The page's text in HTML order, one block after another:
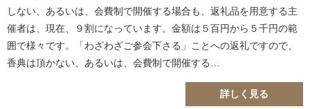
しない、あるいは、会費制で開催する場合も、返礼品を用意する主
催者は、現在、９割になっています。金額は５百円から５千円の範
囲で様々です。「わざわざご参会下さる」ことへの返礼ですので、
香典は頂かない、あるいは、会費制で開催する…
詳しく見る